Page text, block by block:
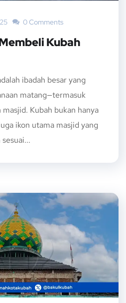
0 Comments
Kubah
ibadah besar yang
matang—termasuk
Kubah bukan hanya
ikon utama masjid yang